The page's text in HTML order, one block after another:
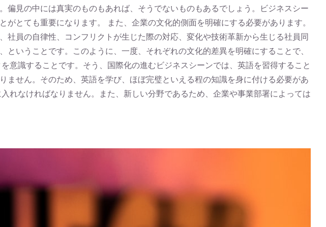
見の中には真実のものもあれば、そうでないものもあるでしょう。ビジネスシー
とても重要になります。 また、企業の文化的側面を明確にする必要があります。
員の自律性、コンフリクトが生じた際の対応、変化や技術革新から生じる社員同
いうことです。このように、一度、それぞれの文化的差異を明確にすることで、
意識することです。そう、国際化の進むビジネスシーンでは、英語を習得すること
せん。そのため、英語を学び、ほぼ完璧といえる程の知識を身に付ける必要があ
れなければなりません。また、新しい分野であるため、企業や事業部署によっては